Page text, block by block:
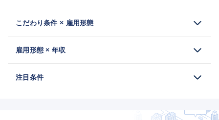
こだわり条件 × 雇用形態
雇用形態 × 年収
注目条件